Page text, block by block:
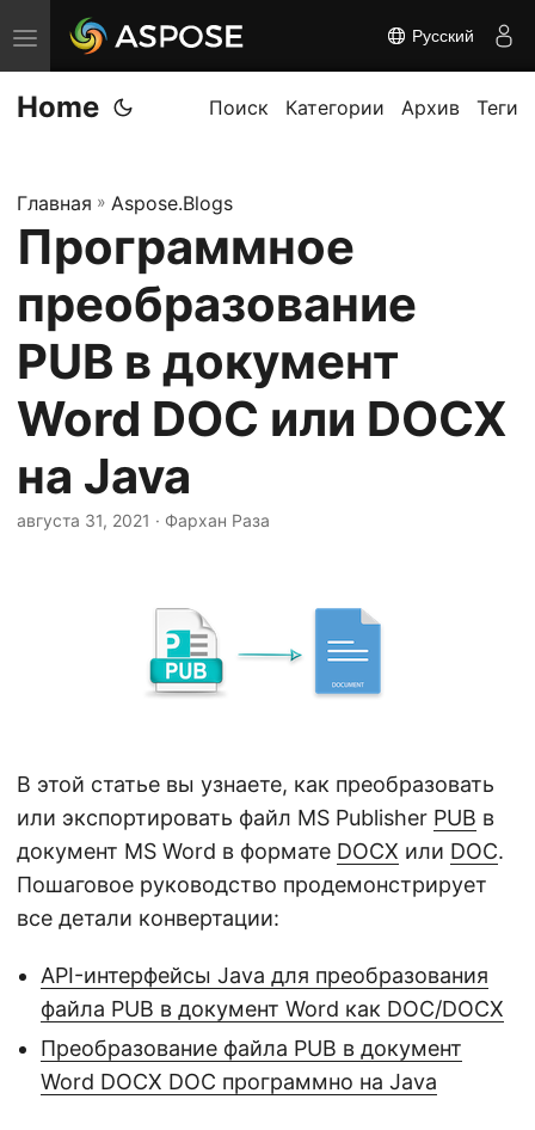
П
е
р
л
ю
и
т
ь
н
а
в
Русский
Home Поиск Категории Архив Теги
Главная » Aspose.Blogs
Программное
преобразование
PUB в документ
Word DOC или DOCX
на Java
августа 31, 2021 · Фархан Раза
В этой статье вы узнаете, как преобразовать
или экспортировать файл MS Publisher PUB в
документ MS Word в формате DOCX или DOC.
Пошаговое руководство продемонстрирует
все детали конвертации:
API-интерфейсы Java для преобразования
файла PUB в документ Word как DOC/DOCX
Преобразование файла PUB в документ
Word DOCX DOC программно на Java